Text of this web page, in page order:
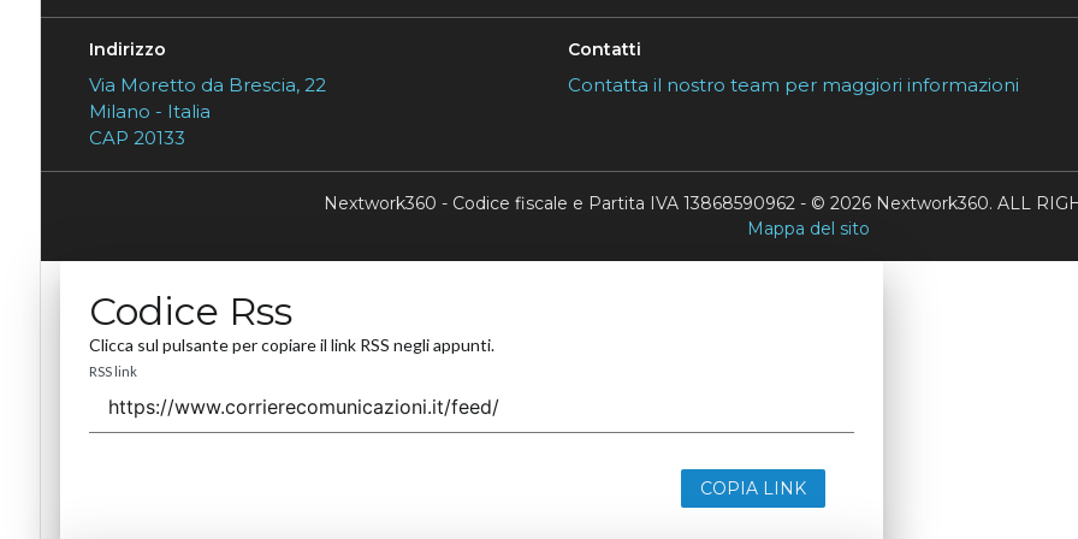
Indirizzo
Via Moretto da Brescia, 22
Milano - Italia
CAP 20133
Contatti
Contatta il nostro team per maggiori informazioni
Nextwork360 - Codice fiscale e Partita IVA 13868590962 - © 2026 Nextwork360. ALL
Mappa del sito
Codice Rss
Clicca sul pulsante per copiare il link RSS negli appunti.
RSS link
COPIA LINK